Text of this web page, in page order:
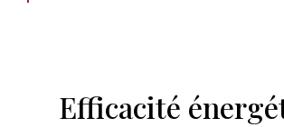
Efficacité